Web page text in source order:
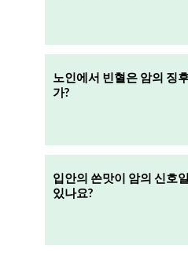
노인에서 빈혈은 암의 징
가?
입안의 쓴맛이 암의 신호
있나요?